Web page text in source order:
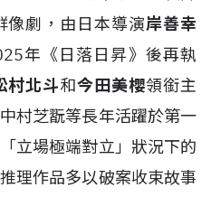
像劇，由日本導演岸善幸
年《日落日昇》後再執
村北斗和今田美櫻領銜主
村芝翫等長年活躍於第一
立場極端對立」狀況下的
理作品多以破案收束故事